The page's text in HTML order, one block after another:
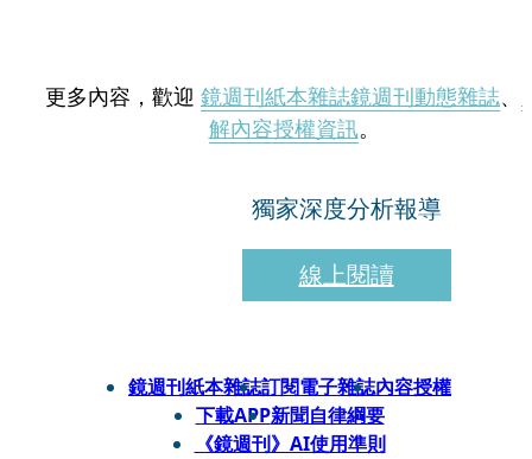
更多內容，歡迎 鏡週刊紙本雜誌鏡週刊動態雜誌、
解內容授權資訊。
獨家深度分析報導
線上閱讀
鏡週刊紙本雜誌訂閱電子雜誌內容授權
下載APP新聞自律綱要
《鏡週刊》AI使用準則